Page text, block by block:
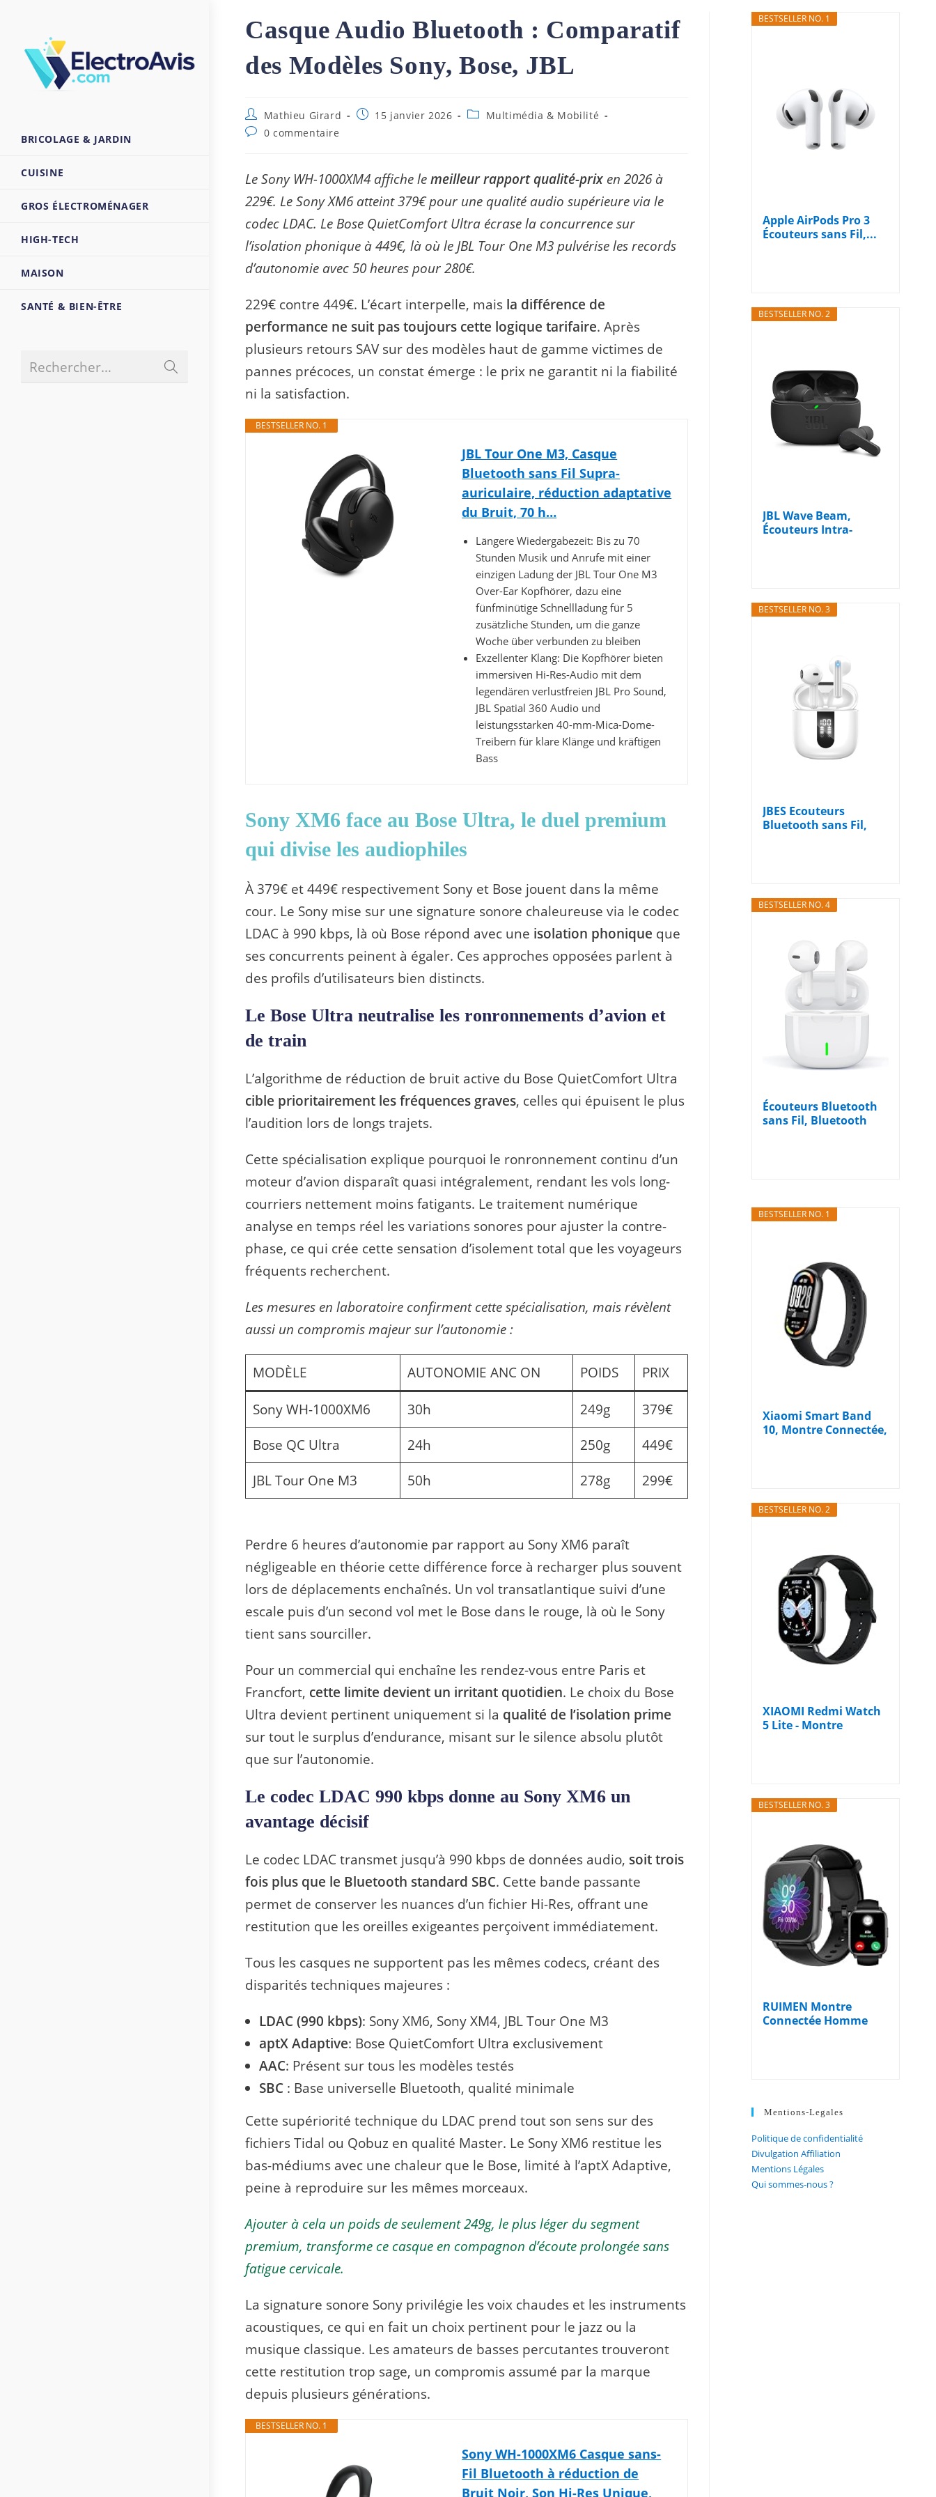
BRICOLAGE & JARDIN
CUISINE
GROS ÉLECTROMÉNAGER
HIGH-TECH
MAISON
SANTÉ & BIEN-ÊTRE
Rechercher… la
Casque Audio Bluetooth : Comparatif
des Modèles Sony, Bose, JBL
Auteur/autrice
de
la
Mathieu Girard
Publication
15 janvier 2026
PostMultimédia & Mobilité
Commentaires
publication :
0 commentaire
Le Sony WH-1000XM4 affiche lemeilleur rapport qualité-prix en 2026 à
229€. Le Sony XM6 atteint 379€ pour une qualité audio supérieure via le
codec LDAC. Le Bose QuietComfort Ultra écrase la concurrence sur
l’isolation phonique à 449€, là où le JBL Tour One M3 pulvérise les records
d’autonomie avec 50 heures pour 280€.
229€ contre 449€. L’écart interpelle, mais la différence de
performance ne suit pas toujours cette logique tarifaire. Après
plusieurs retours SAV sur des modèles haut de gamme victimes de
pannes précoces, un constat émerge : le prix ne garantit ni la fiabilité
ni la satisfaction.
BESTSELLER NO. 1
JBL Tour One M3, Casque
Bluetooth sans Fil Supra-
auriculaire, réduction adaptative
du Bruit, 70 h…
Längere Wiedergabezeit: Bis zu 70
Stunden Musik und Anrufe mit einer
einzigen Ladung der JBL Tour One M3
Over-Ear Kopfhörer, dazu eine
fünfminütige Schnellladung für 5
zusätzliche Stunden, um die ganze
Woche über verbunden zu bleiben
Exzellenter Klang: Die Kopfhörer bieten
immersiven Hi-Res-Audio mit dem
legendären verlustfreien JBL Pro Sound,
JBL Spatial 360 Audio und
leistungsstarken 40-mm-Mica-Dome-
Treibern für klare Klänge und kräftigen
Bass
Sony XM6 face au Bose Ultra, le duel premium
qui divise les audiophiles
À 379€ et 449€ respectivement Sony et Bose jouent dans la même
cour. Le Sony mise sur une signature sonore chaleureuse via le codec
LDAC à 990 kbps, là où Bose répond avec une isolation phonique que
ses concurrents peinent à égaler. Ces approches opposées parlent à
des profils d’utilisateurs bien distincts.
Le Bose Ultra neutralise les ronronnements d’avion et
de train
L’algorithme de réduction de bruit active du Bose QuietComfort Ultra
cible prioritairement les fréquences graves, celles qui épuisent le plus
l’audition lors de longs trajets.
Cette spécialisation explique pourquoi le ronronnement continu d’un
moteur d’avion disparaît quasi intégralement, rendant les vols long-
courriers nettement moins fatigants. Le traitement numérique
analyse en temps réel les variations sonores pour ajuster la contre-
phase, ce qui crée cette sensation d’isolement total que les voyageurs
fréquents recherchent.
Les mesures en laboratoire confirment cette spécialisation, mais révèlent
aussi un compromis majeur sur l’autonomie :
MODÈLE AUTONOMIE ANC ON POIDS PRIX
Sony WH-1000XM6 30h 249g
379€
Bose QC Ultra
24h 250g
449€
JBL Tour One M3
50h 278g 299€
Perdre 6 heures d’autonomie par rapport au Sony XM6 paraît
négligeable en théorie cette différence force à recharger plus souvent
lors de déplacements enchaînés. Un vol transatlantique suivi d’une
escale puis d’un second vol met le Bose dans le rouge, là où le Sony
tient sans sourciller.
Pour un commercial qui enchaîne les rendez-vous entre Paris et
Francfort, cette limite devient un irritant quotidien. Le choix du Bose
Ultra devient pertinent uniquement si la qualité de l’isolation prime
sur tout le surplus d’endurance, misant sur le silence absolu plutôt
que sur l’autonomie.
Le codec LDAC 990 kbps donne au Sony XM6 un
avantage décisif
Le codec LDAC transmet jusqu’à 990 kbps de données audio, soit trois
fois plus que le Bluetooth standard SBC. Cette bande passante
permet de conserver les nuances d’un fichier Hi-Res, offrant une
restitution que les oreilles exigeantes perçoivent immédiatement.
Tous les casques ne supportent pas les mêmes codecs, créant des
disparités techniques majeures :
LDAC (990 kbps): Sony XM6, Sony XM4, JBL Tour One M3
aptX Adaptive: Bose QuietComfort Ultra exclusivement
AAC: Présent sur tous les modèles testés
SBC : Base universelle Bluetooth, qualité minimale
Cette supériorité technique du LDAC prend tout son sens sur des
fichiers Tidal ou Qobuz en qualité Master. Le Sony XM6 restitue les
bas-médiums avec une chaleur que le Bose, limité à l’aptX Adaptive,
peine à reproduire sur les mêmes morceaux.
Ajouter à cela un poids de seulement 249g, le plus léger du segment
premium, transforme ce casque en compagnon d’écoute prolongée sans
fatigue cervicale.
La signature sonore Sony privilégie les voix chaudes et les instruments
acoustiques, ce qui en fait un choix pertinent pour le jazz ou la
musique classique. Les amateurs de basses percutantes trouveront
cette restitution trop sage, un compromis assumé par la marque
depuis plusieurs générations.
BESTSELLER NO. 1
Sony WH-1000XM6 Casque sans-
Fil Bluetooth à réduction de
Bruit Noir, Son Hi-Res Unique,
BESTSELLER NO. 1
Apple AirPods Pro 3
Écouteurs sans Fil,...
BESTSELLER NO. 2
JBL Wave Beam,
Écouteurs Intra-
BESTSELLER NO. 3
JBES Ecouteurs
Bluetooth sans Fil,
BESTSELLER NO. 4
Écouteurs Bluetooth
sans Fil, Bluetooth
BESTSELLER NO. 1
Xiaomi Smart Band
10, Montre Connectée,
BESTSELLER NO. 2
XIAOMI Redmi Watch
5 Lite - Montre
BESTSELLER NO. 3
RUIMEN Montre
Connectée Homme
Mentions-Legales
Politique de confidentialité
Divulgation Affiliation
Mentions Légales
Qui sommes-nous ?